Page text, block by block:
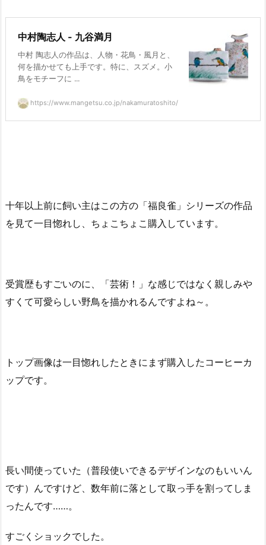
中村陶志人 - 九谷満月
中村 陶志人の作品は、人物・花鳥・風月と、
何を描かせても上手です。特に、スズメ。小
鳥をモチーフに ...
https://www.mangetsu.co.jp/nakamuratoshito/
十年以上前に飼い主はこの方の「福良雀」シリーズの作品
を見て一目惚れし、ちょこちょこ購入しています。
受賞歴もすごいのに、「芸術！」な感じではなく親しみや
すくて可愛らしい野鳥を描かれるんですよね～。
トップ画像は一目惚れしたときにまず購入したコーヒーカ
ップです。
長い間使っていた（普段使いできるデザインなのもいいん
です）んですけど、数年前に落として取っ手を割ってしま
ったんです……。
すごくショックでした。